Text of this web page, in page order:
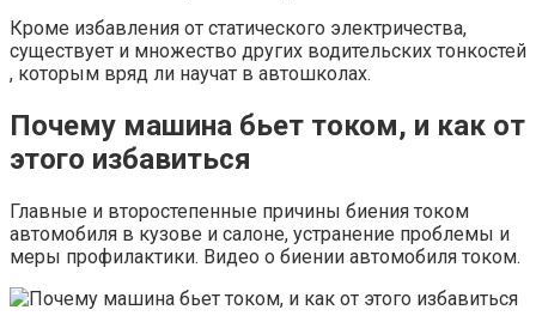
Кроме избавления от статического электричества,
существует и множество других водительских тонкостей
, которым вряд ли научат в автошколах.
Почему машина бьет током, и как от
этого избавиться
Главные и второстепенные причины биения током
автомобиля в кузове и салоне, устранение проблемы и
меры профилактики. Видео о биении автомобиля током.